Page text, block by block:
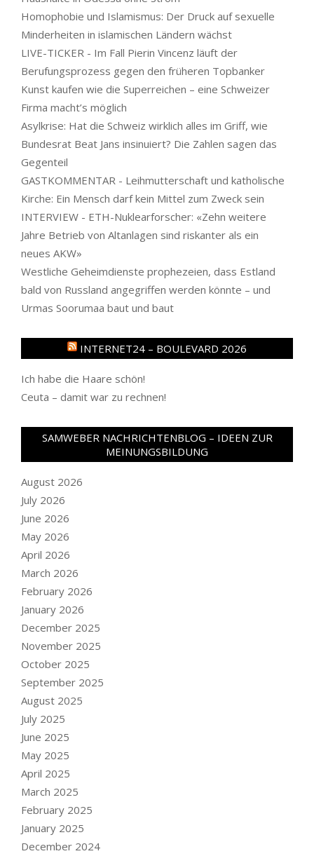
Homophobie und Islamismus: Der Druck auf sexuelle
Minderheiten in islamischen Ländern wächst
LIVE-TICKER - Im Fall Pierin Vincenz läuft der
Berufungsprozess gegen den früheren Topbanker
Kunst kaufen wie die Superreichen – eine Schweizer
Firma macht’s möglich
Asylkrise: Hat die Schweiz wirklich alles im Griff, wie
Bundesrat Beat Jans insinuiert? Die Zahlen sagen das
Gegenteil
GASTKOMMENTAR - Leihmutterschaft und katholische
Kirche: Ein Mensch darf kein Mittel zum Zweck sein
INTERVIEW - ETH-Nuklearforscher: «Zehn weitere
Jahre Betrieb von Altanlagen sind riskanter als ein
neues AKW»
Westliche Geheimdienste prophezeien, dass Estland
bald von Russland angegriffen werden könnte – und
Urmas Soorumaa baut und baut
INTERNET24 – BOULEVARD 2026
Ich habe die Haare schön!
Ceuta – damit war zu rechnen!
SAMWEBER NACHRICHTENBLOG – IDEEN ZUR
MEINUNGSBILDUNG
August 2026
July 2026
June 2026
May 2026
April 2026
March 2026
February 2026
January 2026
December 2025
November 2025
October 2025
September 2025
August 2025
July 2025
June 2025
May 2025
April 2025
March 2025
February 2025
January 2025
December 2024